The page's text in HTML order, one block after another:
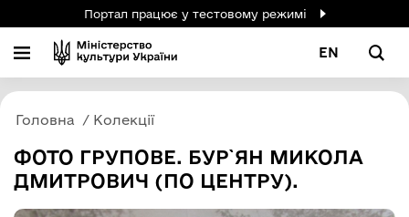
Портал працює у тестовому режимі
EN
Головна Колекції
ФОТО ГРУПОВЕ. БУР`ЯН МИКОЛА
ДМИТРОВИЧ (ПО ЦЕНТРУ).